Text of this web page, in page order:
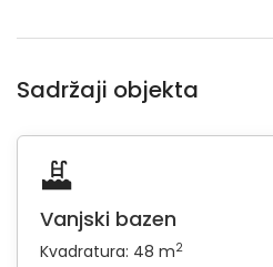
Sadržaji objekta
Vanjski bazen
Kvadratura: 48 m2